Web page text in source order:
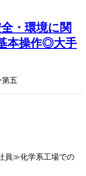
・環境に関
本操作◎大手
五
員≫化学系工場での